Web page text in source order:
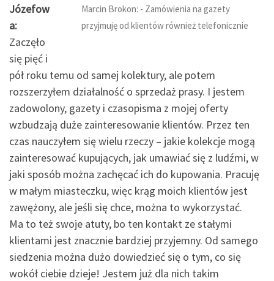
Marcin Brokon: - Zamówienia na gazety
przyjmuję od klientów również telefonicznie
Józefow
a:
Zaczęło
się pięć i
pół roku temu od samej kolektury, ale potem
rozszerzyłem działalność o sprzedaż prasy. I jestem
zadowolony, gazety i czasopisma z mojej oferty
wzbudzają duże zainteresowanie klientów. Przez ten
czas nauczyłem się wielu rzeczy – jakie kolekcje mogą
zainteresować kupujących, jak umawiać się z ludźmi, w
jaki sposób można zachęcać ich do kupowania. Pracuję
w małym miasteczku, więc krąg moich klientów jest
zawężony, ale jeśli się chce, można to wykorzystać.
Ma to też swoje atuty, bo ten kontakt ze stałymi
klientami jest znacznie bardziej przyjemny. Od samego
siedzenia można dużo dowiedzieć się o tym, co się
wokół ciebie dzieje! Jestem już dla nich takim